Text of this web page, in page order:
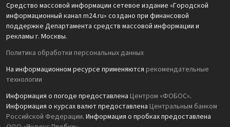
Средство массовой информации сетевое издание «Городской
информационный канал m24.ru» создано при финансовой
поддержке Департамента средств массовой информации и
рекламы г. Москвы.
Политика обработки персональных данных
На информационном ресурсе применяются рекомендательные
технологии
Информация о погоде предоставлена Центром «ФОБОС».
Информация о курсах валют предоставлена Центральным банком
Российской Федерации. Информация о пробках предоставлена